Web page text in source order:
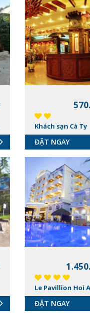
Khách sạn Cà Ty
ĐẶT NGAY
ĐẶT NGAY